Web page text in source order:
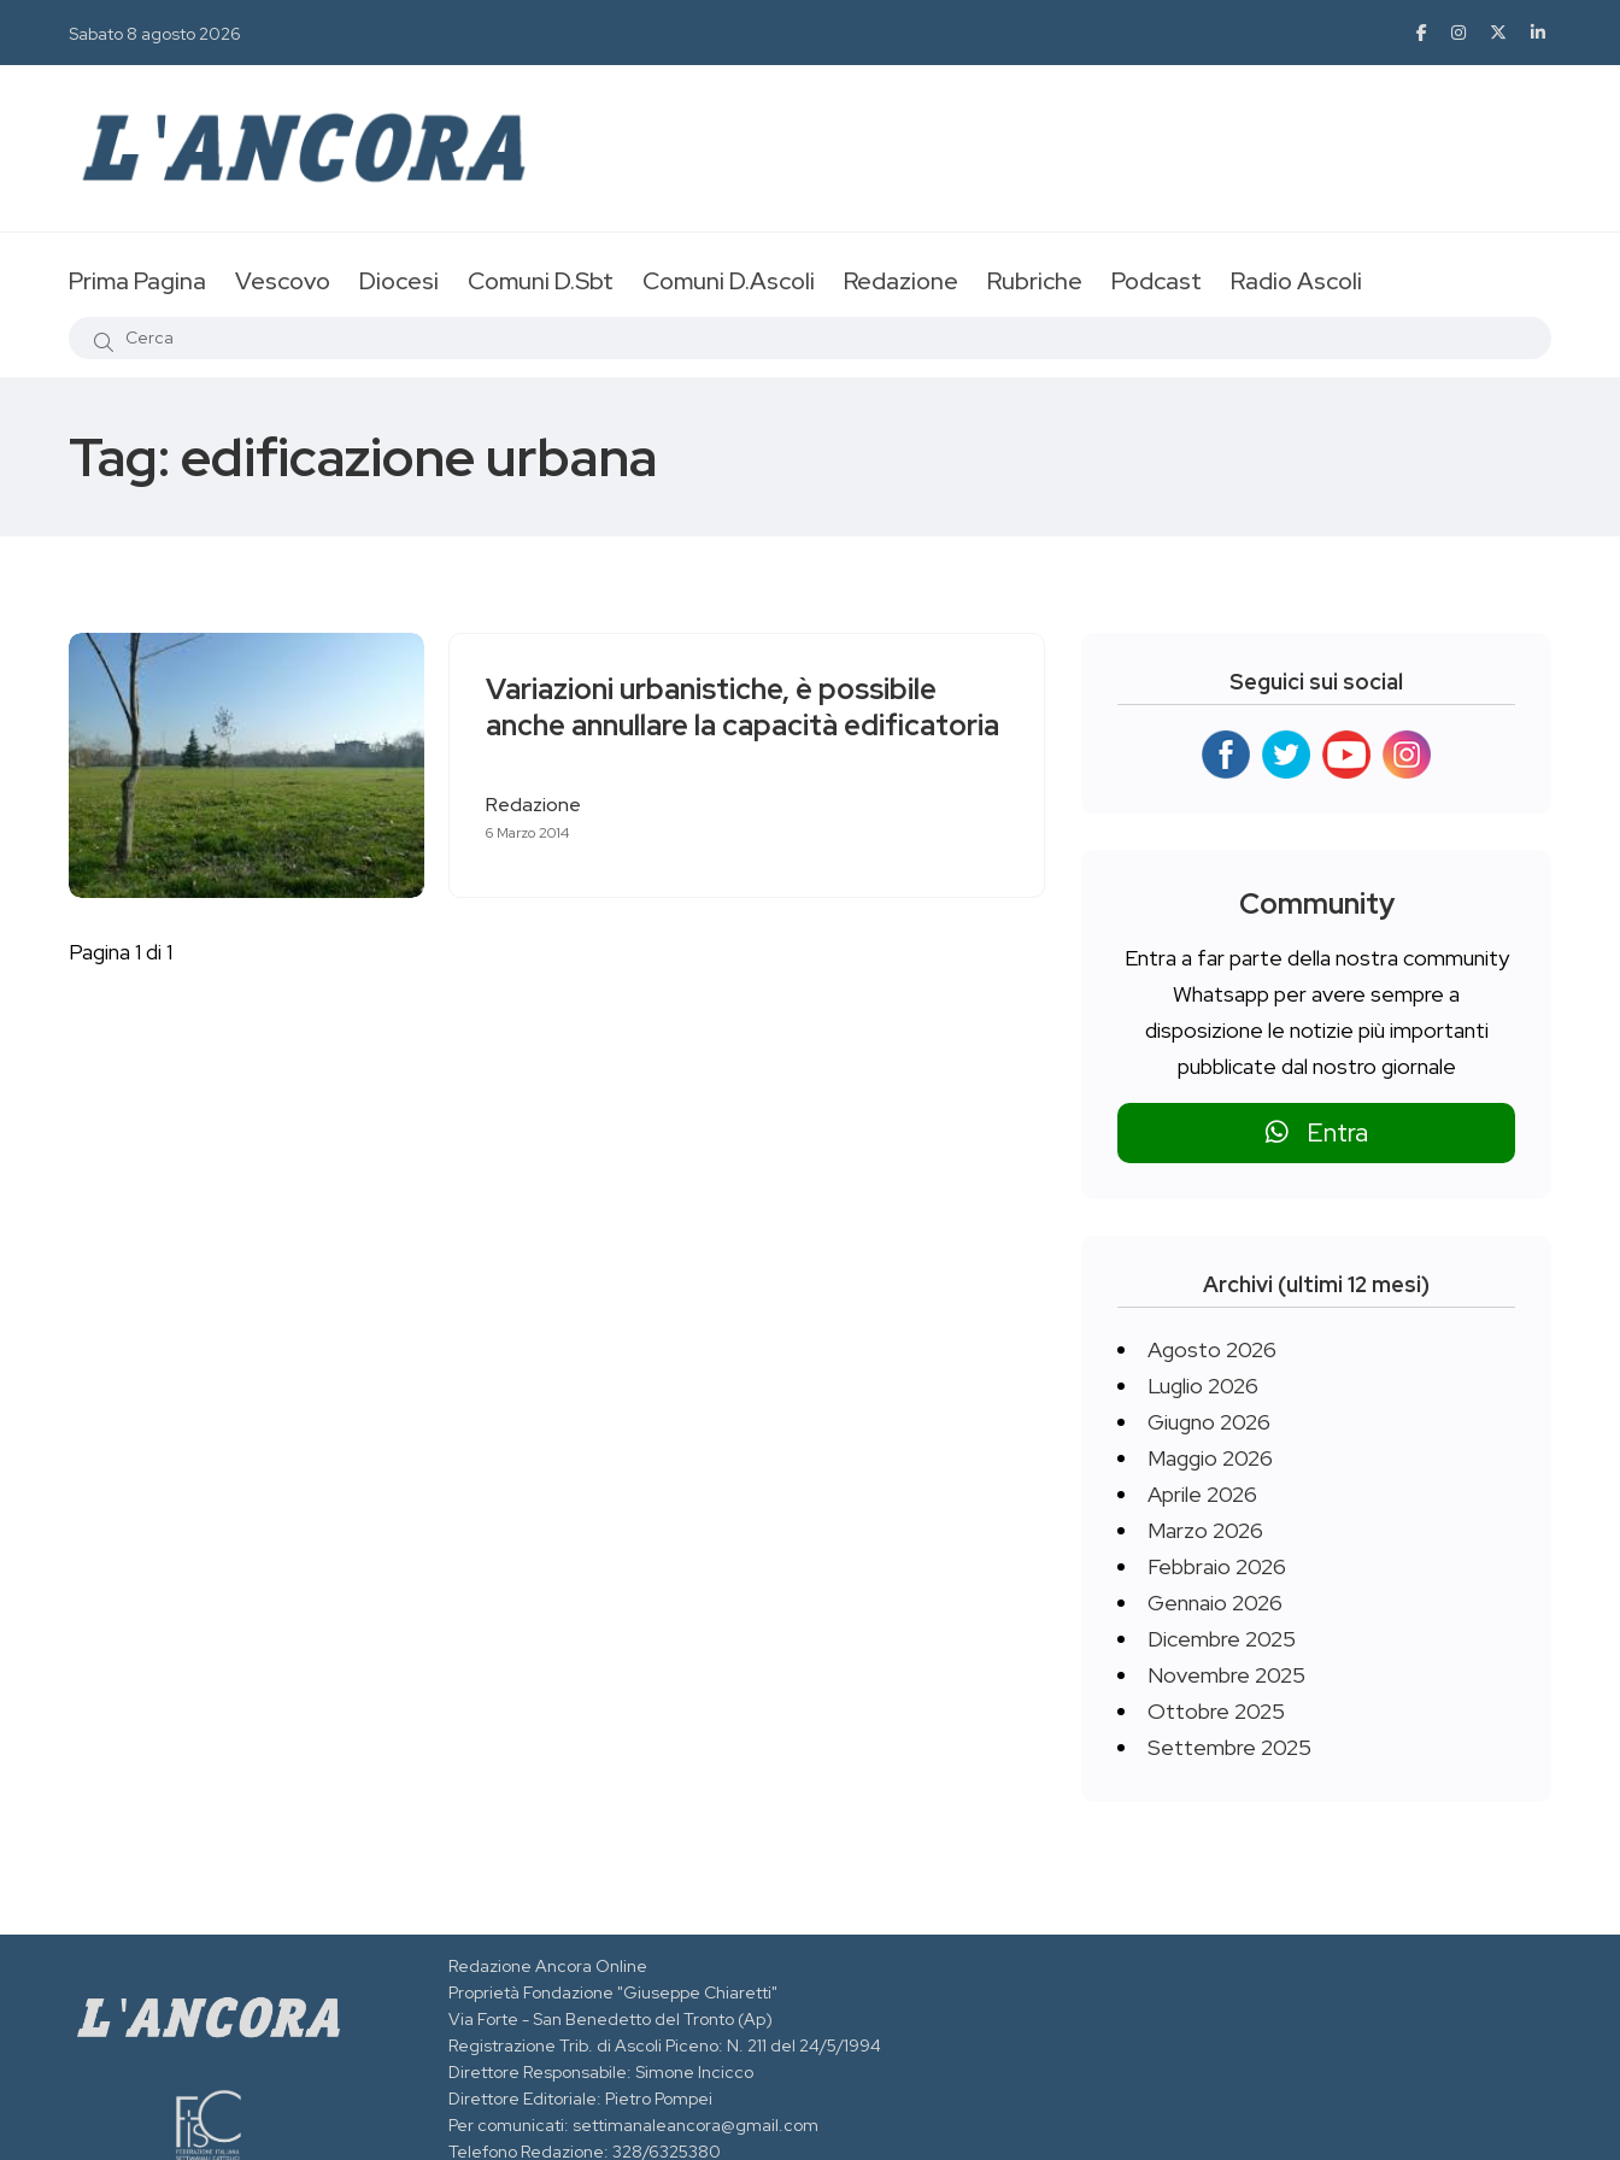
Sabato 8 agosto 2026
Prima Pagina Vescovo Diocesi Comuni D.Sbt Comuni D.Ascoli Redazione Rubriche Podcast Radio Ascoli
Tag: edificazione urbana
Variazioni urbanistiche, è possibile
anche annullare la capacità edificatoria
Redazione
6 Marzo 2014
Pagina 1 di 1
Seguici sui social
Community
Entra a far parte della nostra community
Whatsapp per avere sempre a
disposizione le notizie più importanti
pubblicate dal nostro giornale
Entra
Archivi (ultimi 12 mesi)
Agosto 2026
Luglio 2026
Giugno 2026
Maggio 2026
Aprile 2026
Marzo 2026
Febbraio 2026
Gennaio 2026
Dicembre 2025
Novembre 2025
Ottobre 2025
Settembre 2025
Redazione Ancora Online
Proprietà Fondazione "Giuseppe Chiaretti"
Via Forte - San Benedetto del Tronto (Ap)
Registrazione Trib. di Ascoli Piceno: N. 211 del 24/5/1994
Direttore Responsabile: Simone Incicco
Direttore Editoriale: Pietro Pompei
Per comunicati: settimanaleancora@gmail.com
Telefono Redazione: 328/6325380